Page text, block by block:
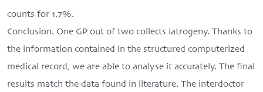
counts for 1.7%.
Conclusion. One GP out of two collects iatrogeny. Thanks to
the information contained in the structured computerized
medical record, we are able to analyse it accurately. The final
results match the data found in literature. The interdoctor